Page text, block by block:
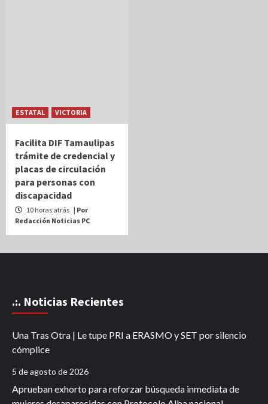
ESTATAL VICTORIA
Facilita DIF Tamaulipas
trámite de credencial y
placas de circulación
para personas con
discapacidad
10 horas atrás | Por
Redacción Noticias PC
.:. Noticias Recientes
Una Tras Otra | Le tupe PRI a ERASMO y SET por silencio
cómplice
5 de agosto de 2026
Aprueban exhorto para reforzar búsqueda inmediata de